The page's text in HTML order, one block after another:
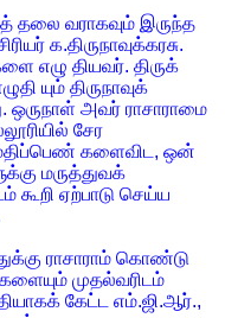
தலை வராகவும் இருந்த
க.திருநாவுக்கரசு.
எழு தியவர். திருக்
யும் திருநாவுக்
ஒருநாள் அவர் ராசாராமை
சேர
களைவிட, ஒன்
மருத்துவக்
கூறி ஏற்பாடு செய்ய
ராசாராம் கொண்டு
முதல்வரிடம்
கேட்ட எம்.ஜி.ஆர்.,